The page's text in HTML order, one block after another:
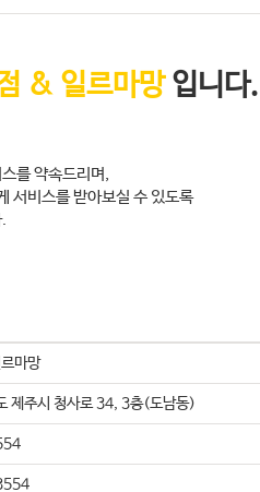
& 일르마망입니다.
를 약속드리며,
서비스를 받아보실 수 있도록
마망
제주시 청사로 34, 3층(도남동)